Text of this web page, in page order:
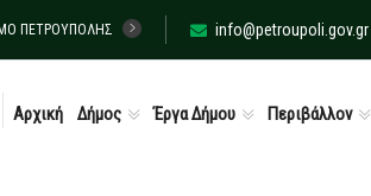
ΠΕΤΡΟΎΠΟΛΗΣ info@petroupoli.gov.gr
Αρχική Δήμος Έργα Δήμου Περιβάλλον